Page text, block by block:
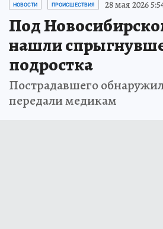
НОВОСТИ ПРОИСШЕСТВИЯ 28 мая 2026
Под
нашли
подростка
Пострадавшего
передали медикам